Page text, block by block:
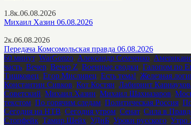
1.8к.06.08.2026
Михаил Хазин 06.08.2026
2к.06.08.2026
Передача Комсомольская правда 06.08.2026
60 минут, WarGonzo Александр Семченко
часть Вечер Вечер Z Военные сводки Галопом по
Тишковец Егор Мисливец Есть тема! Железная
Константин Сивков Кот Костян Лабиринт
Советский Михаил Хазин Михаил Шахназаров
текстом По горячим следам Политическая Россия
Сегодня на НТВ Сегодня утром Сенат, Сила в
Стопфейк Тамир Шейх УДнБ Уроки русского Утро